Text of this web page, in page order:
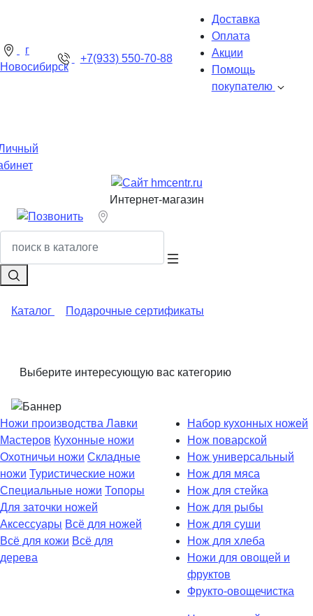
г
Новосибирск
+7(933) 550-70-88
Доставка
Оплата
Акции
Помощь
покупателю
Интернет-магазин
Каталог Подарочные сертификаты
Выберите интересующую вас категорию
Ножи производства Лавки
Мастеров Кухонные ножи
Охотничьи ножи Складные
ножи Туристические ножи
Специальные ножи Топоры
Для заточки ножей
Аксессуары Всё для ножей
Всё для кожи Всё для
дерева
Набор кухонных ножей
Нож поварской
Нож универсальный
Нож для мяса
Нож для стейка
Нож для рыбы
Нож для суши
Нож для хлеба
Ножи для овощей и
фруктов
Фрукто-овощечистка